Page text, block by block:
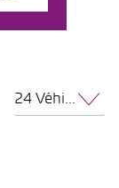
24 Véhicules par page